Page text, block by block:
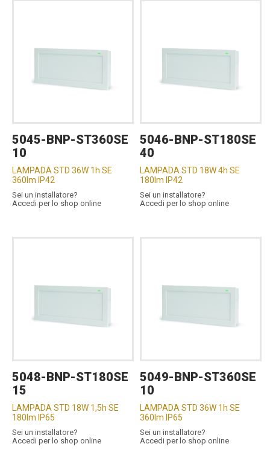
5045-BNP-ST360SE
10
LAMPADA STD 36W 1h SE
360lm IP42
Sei un installatore?
Accedi per lo shop online
5046-BNP-ST180SE
40
LAMPADA STD 18W 4h SE
180lm IP42
Sei un installatore?
Accedi per lo shop online
5048-BNP-ST180SE
15
LAMPADA STD 18W 1,5h SE
180lm IP65
Sei un installatore?
Accedi per lo shop online
5049-BNP-ST360SE
10
LAMPADA STD 36W 1h SE
360lm IP65
Sei un installatore?
Accedi per lo shop online